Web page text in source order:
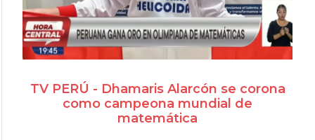
TV PERÚ - Dhamaris Alarcón se corona
como campeona mundial de
matemática